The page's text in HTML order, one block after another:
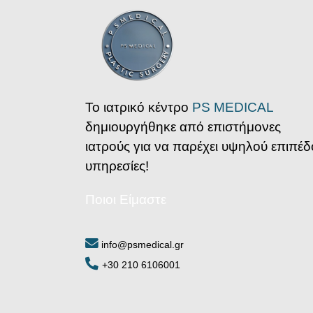
Το ιατρικό κέντρο PS MEDICAL
δημιουργήθηκε από επιστήμονες
ιατρούς για να παρέχει υψηλού
υπηρεσίες!
info@psmedical.gr
+30 210 6106001